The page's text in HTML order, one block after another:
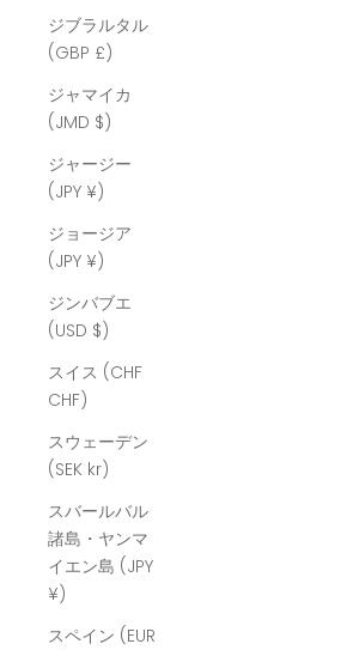
ジブラルタル
(GBP £)
ジャマイカ
(JMD $)
ジャージー
(JPY ¥)
ジョージア
(JPY ¥)
ジンバブエ
(USD $)
スイス (CHF
CHF)
スウェーデン
(SEK kr)
スバールバル
諸島・ヤンマ
イエン島 (JPY
¥)
スペイン (EUR